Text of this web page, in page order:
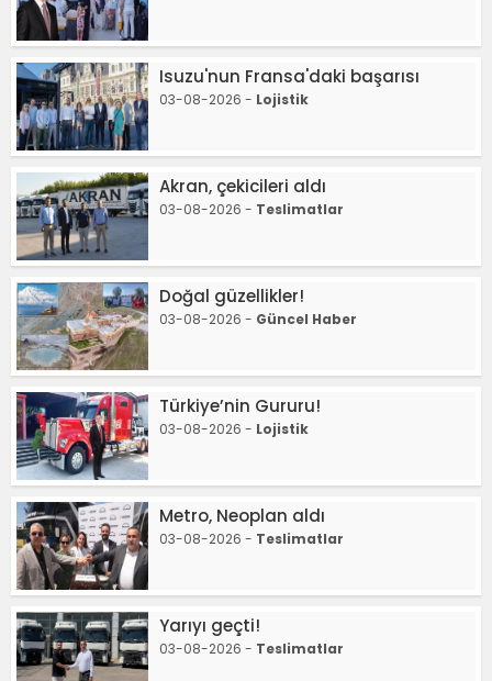
Isuzu'nun Fransa'daki başarısı
03-08-2026 - Lojistik
Akran, çekicileri aldı
03-08-2026 - Teslimatlar
Doğal güzellikler!
03-08-2026 - Güncel Haber
Türkiye’nin Gururu!
03-08-2026 - Lojistik
Metro, Neoplan aldı
03-08-2026 - Teslimatlar
Yarıyı geçti!
03-08-2026 - Teslimatlar